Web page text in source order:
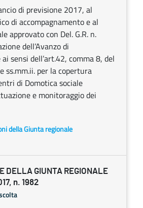
di previsione 2017, al
di accompagnamento e al
approvato con Del. G.R. n.
dell’Avanzo di
sensi dell’art.42, comma 8, del
ss.mm.ii. per la copertura
di Domotica sociale
e monitoraggio dei
della Giunta regionale
DELLA GIUNTA REGIONALE
n. 1982